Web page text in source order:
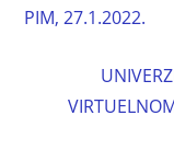
PIM, 27.1.2022.